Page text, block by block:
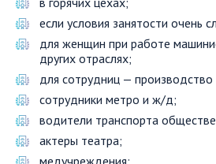
если условия занятости очень
для женщин при работе
других отраслях;
для сотрудниц — производство
сотрудники метро и ж/д;
водители транспорта
актеры театра;
медучреждения;